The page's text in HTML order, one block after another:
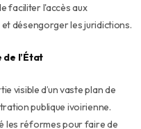
faciliter l'accès aux
désengorger les juridictions.
l’État
visible d’un vaste plan de
publique ivoirienne.
les réformes pour faire de